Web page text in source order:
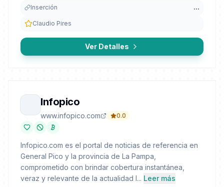
Inserción ...
Claudio Pires
Ver Detalles
Infopico
www.infopico.com 0.0
Infopico.com es el portal de noticias de referencia en
General Pico y la provincia de La Pampa,
comprometido con brindar cobertura instantánea,
veraz y relevante de la actualidad l... Leer más